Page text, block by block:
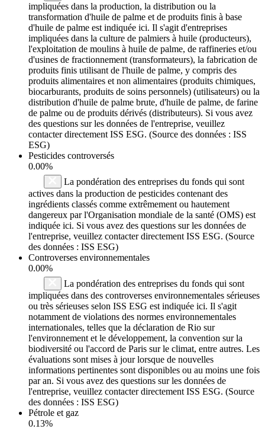
impliquées dans la production, la distribution ou la
transformation d'huile de palme et de produits finis à base
d'huile de palme est indiquée ici. Il s'agit d'entreprises
impliquées dans la culture de palmiers à huile (producteurs),
l'exploitation de moulins à huile de palme, de raffineries et/ou
d'usines de fractionnement (transformateurs), la fabrication de
produits finis utilisant de l'huile de palme, y compris des
produits alimentaires et non alimentaires (produits chimiques,
biocarburants, produits de soins personnels) (utilisateurs) ou la
distribution d'huile de palme brute, d'huile de palme, de farine
de palme ou de produits dérivés (distributeurs). Si vous avez
des questions sur les données de l'entreprise, veuillez
contacter directement ISS ESG. (Source des données : ISS
ESG)
Pesticides controversés
0.00%
La pondération des entreprises du fonds qui sont
actives dans la production de pesticides contenant des
ingrédients classés comme extrêmement ou hautement
dangereux par l'Organisation mondiale de la santé (OMS) est
indiquée ici. Si vous avez des questions sur les données de
l'entreprise, veuillez contacter directement ISS ESG. (Source
des données : ISS ESG)
Controverses environnementales
0.00%
La pondération des entreprises du fonds qui sont
impliquées dans des controverses environnementales sérieuses
ou très sérieuses selon ISS ESG est indiquée ici. Il s'agit
notamment de violations des normes environnementales
internationales, telles que la déclaration de Rio sur
l'environnement et le développement, la convention sur la
biodiversité ou l'accord de Paris sur le climat, entre autres. Les
évaluations sont mises à jour lorsque de nouvelles
informations pertinentes sont disponibles ou au moins une fois
par an. Si vous avez des questions sur les données de
l'entreprise, veuillez contacter directement ISS ESG. (Source
des données : ISS ESG)
Pétrole et gaz
0.13%